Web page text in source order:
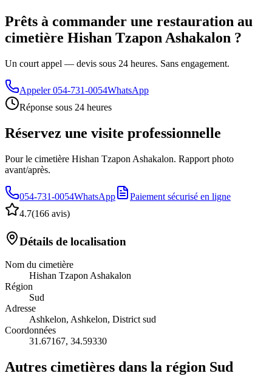
Prêts à commander une restauration au
cimetière Hishan Tzapon Ashakalon ?
Un court appel — devis sous 24 heures. Sans engagement.
Appeler 054-731-0054WhatsApp
Réponse sous 24 heures
Réservez une visite professionnelle
Pour le cimetière Hishan Tzapon Ashakalon. Rapport photo
avant/après.
054-731-0054WhatsApp
Paiement sécurisé en ligne
4.7(166 avis)
Détails de localisation
Nom du cimetière
Hishan Tzapon Ashakalon
Région
Sud
Adresse
Ashkelon, Ashkelon, District sud
Coordonnées
31.67167, 34.59330
Autres cimetières dans la région Sud